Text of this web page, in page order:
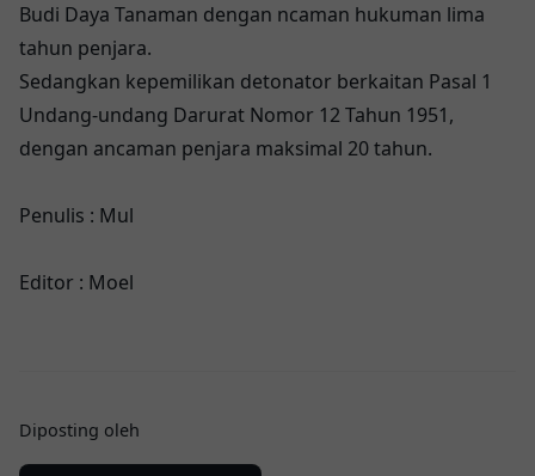
Budi Daya Tanaman dengan ncaman hukuman lima
tahun penjara.
Sedangkan kepemilikan detonator berkaitan Pasal 1
Undang-undang Darurat Nomor 12 Tahun 1951,
dengan ancaman penjara maksimal 20 tahun.
Penulis : Mul
Editor : Moel
Diposting oleh